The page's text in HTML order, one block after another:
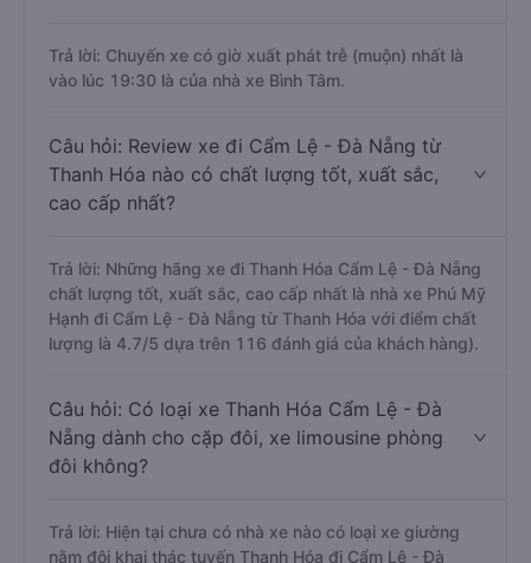
Trả lời: Chuyến xe có giờ xuất phát trễ (muộn) nhất là
vào lúc 19:30 là của nhà xe Bình Tâm.
Câu hỏi: Review xe đi Cẩm Lệ - Đà Nẵng từ
Thanh Hóa nào có chất lượng tốt, xuất sắc,
cao cấp nhất?
Trả lời: Những hãng xe đi Thanh Hóa Cẩm Lệ - Đà Nẵng
chất lượng tốt, xuất sắc, cao cấp nhất là nhà xe Phú Mỹ
Hạnh đi Cẩm Lệ - Đà Nẵng từ Thanh Hóa với điểm chất
lượng là 4.7/5 dựa trên 116 đánh giá của khách hàng).
Câu hỏi: Có loại xe Thanh Hóa Cẩm Lệ - Đà
Nẵng dành cho cặp đôi, xe limousine phòng
đôi không?
Trả lời: Hiện tại chưa có nhà xe nào có loại xe giường
nằm đôi khai thác tuyến Thanh Hóa đi Cẩm Lệ - Đà